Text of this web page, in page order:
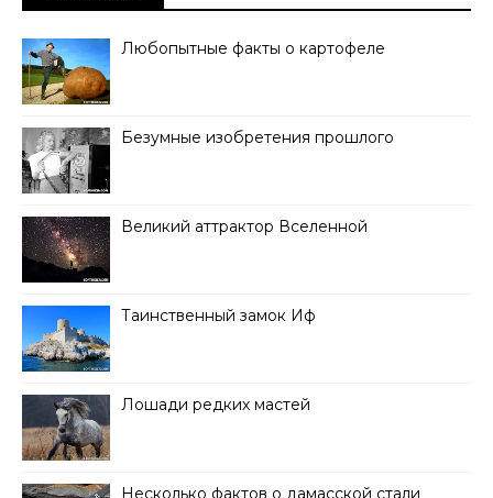
Любопытные факты о картофеле
Безумные изобретения прошлого
Великий аттрактор Вселенной
Таинственный замок Иф
Лошади редких мастей
Несколько фактов о дамасской стали